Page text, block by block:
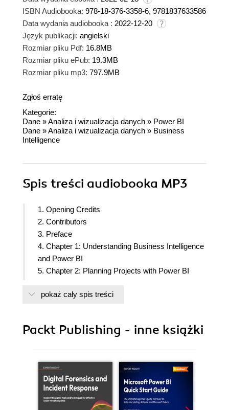
ISBN Audiobooka: 978-18-376-3358-6, 9781837633586
Data wydania audiobooka : 2022-12-20
Język publikacji: angielski
Rozmiar pliku Pdf: 16.8MB
Rozmiar pliku ePub: 19.3MB
Rozmiar pliku mp3: 797.9MB
Zgłoś erratę
Kategorie:
Dane »Analiza i wizualizacja danych » Power BI
Dane »Analiza i wizualizacja danych » Business
Intelligence
Spis treści audiobooka MP3
1. Opening Credits
2. Contributors
3. Preface
4. Chapter 1: Understanding Business Intelligence
and Power BI
5. Chapter 2: Planning Projects with Power BI
Desktop
8. Chapter 5: Creating Data Models and
Calculations, Part 2
10. Chapter 6: Unlocking Insights, Part 1
11. Chapter 6: Unlocking Insights, Part 2
12. Chapter 7: Creating the Final Report, Part 1
pokaż cały spis treści
Packt Publishing - inne książki